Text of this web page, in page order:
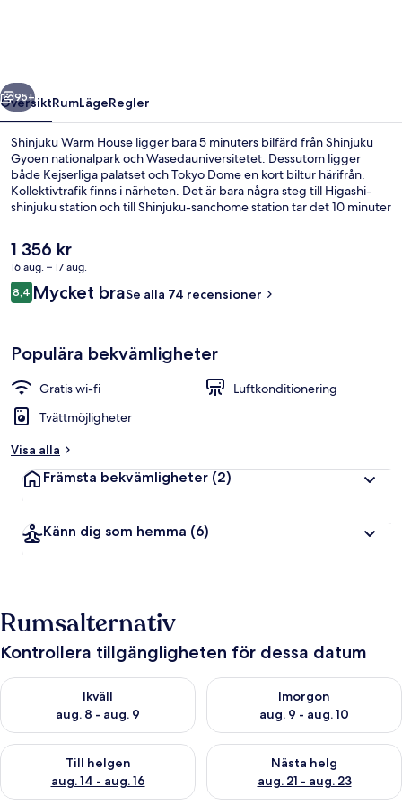
Exteriör
Nästa
95+
ÖversiktRumLägeRegler
Shinjuku Warm House ligger bara 5 minuters bilfärd från Shinjuku
Gyoen nationalpark och Wasedauniversitetet. Dessutom ligger
både Kejserliga palatset och Tokyo Dome en kort biltur härifrån.
Kollektivtrafik finns i närheten. Det är bara några steg till Higashi-
shinjuku station och till Shinjuku-sanchome station tar det 10 minuter
Det
nuvarande
priset
är
1 356 kr
16 aug. – 17 aug.
Recensioner
8,48,4 av 10,
Mycket braSe alla 74 recensioner
Populära bekvämligheter
Gratis wi-fi
Luftkonditionering
Tvättmöjligheter
Visa alla
Främsta bekvämligheter (2)
Känn dig som hemma (6)
Rumsalternativ
Kontrollera tillgängligheten för dessa datum
Ikväll
aug. 8 - aug. 9
Kontrollera tillgängligheten för ikväll aug. 8 - aug. 9
Imorgon
aug. 9 - aug. 10
Kontrollera tillgängligheten
Till helgen
aug. 14 - aug. 16
Kontrollera tillgängligheten för den här helgen aug. 14 - aug.
Nästa helg
aug. 21 - aug. 23
Kontrollera tillgängligheten